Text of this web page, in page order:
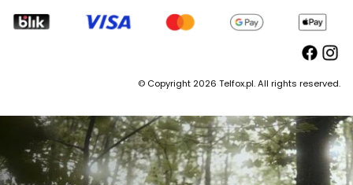
© Copyright 2026 Telfox.pl. All rights reserved.